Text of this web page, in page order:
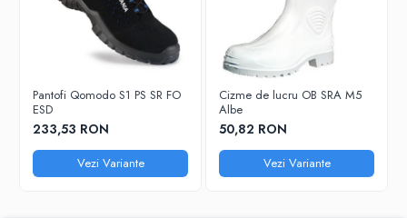
Pantofi Qomodo S1 PS SR FO
ESD
233,53 RON
Vezi Variante
Cizme de lucru OB SRA M5
Albe
50,82 RON
Vezi Variante